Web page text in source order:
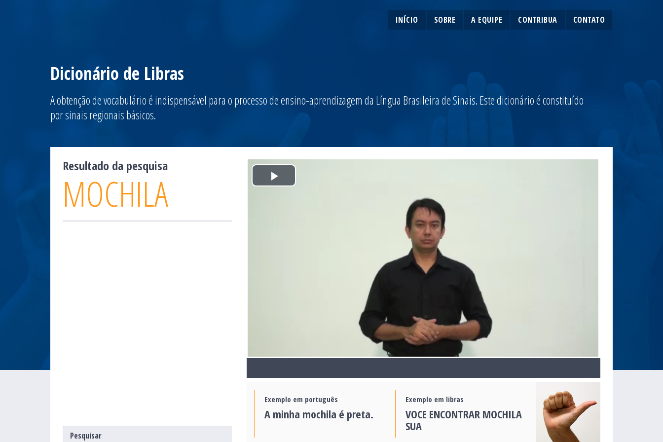
INÍCIO SOBRE A EQUIPE CONTRIBUA CONTATO
Dicionário de Libras
A obtenção de vocabulário é indispensável para o processo de ensino-aprendizagem da Língua Brasileira de Sinais. Este dicionário é constituído
por sinais regionais básicos.
Play
Exemplo em português
A minha mochila é preta.
Exemplo em libras
VOCE ENCONTRAR MOCHILA
SUA
Resultado da pesquisa
MOCHILA